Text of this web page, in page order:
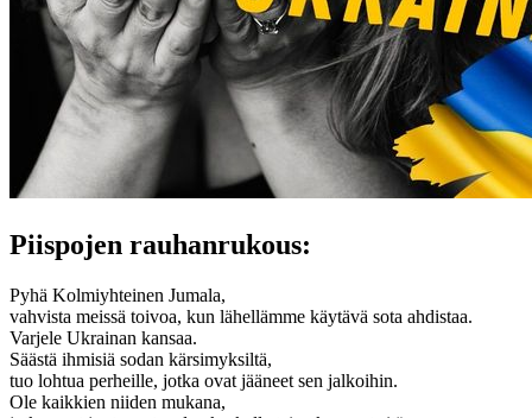
Piispojen rauhanrukous:
Pyhä Kolmiyhteinen Jumala,
vahvista meissä toivoa, kun lähellämme käytävä sota ahdistaa.
Varjele Ukrainan kansaa.
Säästä ihmisiä sodan kärsimyksiltä,
tuo lohtua perheille, jotka ovat jääneet sen jalkoihin.
Ole kaikkien niiden mukana,